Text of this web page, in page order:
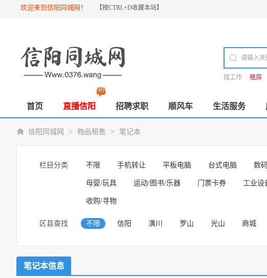
欢迎来到信阳同城网！ 【按CTRL+D收藏本站】
找工作 租房
首页 直播信阳 招聘求职 顺风车 生活服务
信阳同城网 > 物品租售 > 笔记本
栏目分类 不限 手机转让 平板电脑 台式电脑 数
母婴/玩具 运动/图书/乐器 门票卡券 工业设
收购/寻物
区县查找 不限 信阳 潢川 罗山 光山 商城
笔记本信息